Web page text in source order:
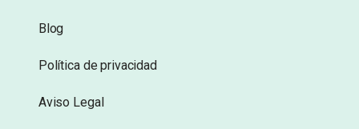
Blog
Política de privacidad
Aviso Legal